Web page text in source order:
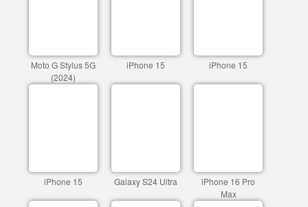
Moto G Stylus 5G
(2024)
iPhone 15 iPhone 15
iPhone 15 Galaxy S24 Ultra
iPhone 16 Pro
Max